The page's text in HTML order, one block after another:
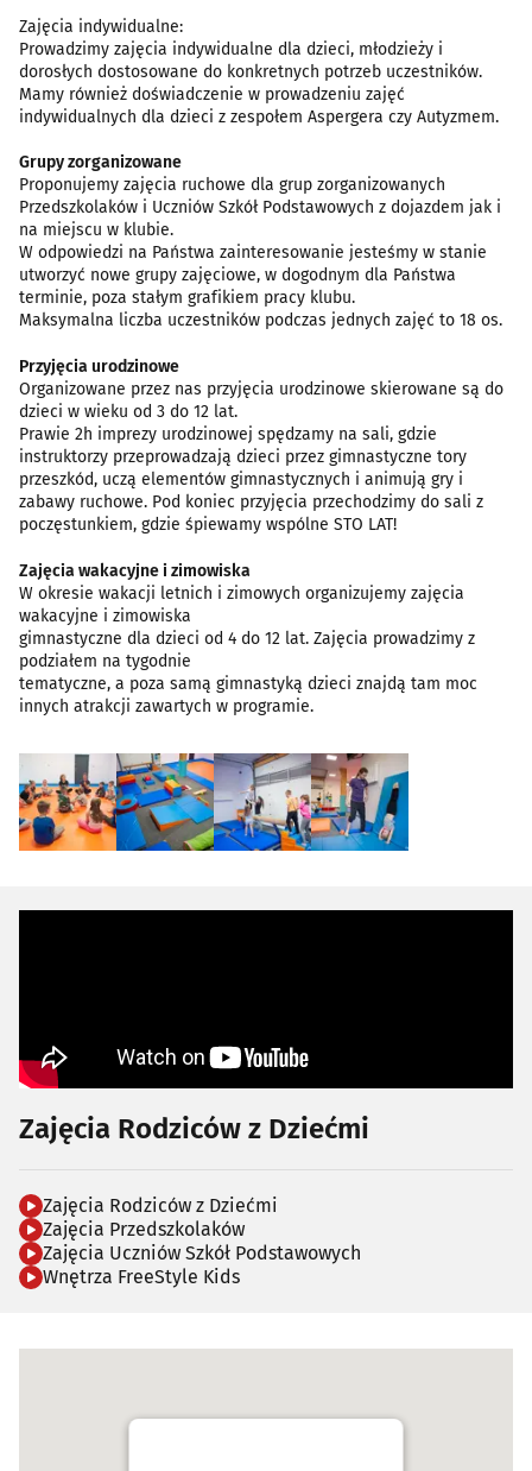
Zajęcia indywidualne:
Prowadzimy zajęcia indywidualne dla dzieci, młodzieży i
dorosłych dostosowane do konkretnych potrzeb uczestników.
Mamy również doświadczenie w prowadzeniu zajęć
indywidualnych dla dzieci z zespołem Aspergera czy Autyzmem.
Grupy zorganizowane
Proponujemy zajęcia ruchowe dla grup zorganizowanych
Przedszkolaków i Uczniów Szkół Podstawowych z dojazdem jak i
na miejscu w klubie.
W odpowiedzi na Państwa zainteresowanie jesteśmy w stanie
utworzyć nowe grupy zajęciowe, w dogodnym dla Państwa
terminie, poza stałym grafikiem pracy klubu.
Maksymalna liczba uczestników podczas jednych zajęć to 18 os.
Przyjęcia urodzinowe
Organizowane przez nas przyjęcia urodzinowe skierowane są do
dzieci w wieku od 3 do 12 lat.
Prawie 2h imprezy urodzinowej spędzamy na sali, gdzie
instruktorzy przeprowadzają dzieci przez gimnastyczne tory
przeszkód, uczą elementów gimnastycznych i animują gry i
zabawy ruchowe. Pod koniec przyjęcia przechodzimy do sali z
poczęstunkiem, gdzie śpiewamy wspólne STO LAT!
Zajęcia wakacyjne i zimowiska
W okresie wakacji letnich i zimowych organizujemy zajęcia
wakacyjne i zimowiska
gimnastyczne dla dzieci od 4 do 12 lat. Zajęcia prowadzimy z
podziałem na tygodnie
tematyczne, a poza samą gimnastyką dzieci znajdą tam moc
innych atrakcji zawartych w programie.
Zajęcia Rodziców z Dziećmi
Zajęcia Rodziców z Dziećmi
Zajęcia Przedszkolaków
Zajęcia Uczniów Szkół Podstawowych
Wnętrza FreeStyle Kids